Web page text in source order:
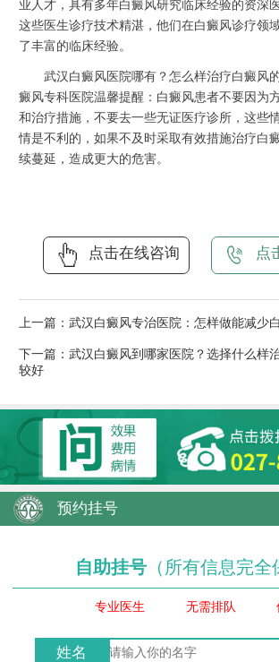
业人才，具有多年白癜风研究临床经验的资深
这些医生诊疗技术精湛，他们在白癜风诊疗领
了丰富的临床经验。
武汉白癜风医院哪有？怎么样治疗白癜风
癜风专科医院温馨提醒：白癜风患者不要因为
和治疗措施，不要去一些无证医疗诊所，这些
情是不利的，如果不及时采取有效措施治疗白
续蔓延，造成更大的危害。
点击在线咨询 点
上一篇： 武汉白癜风专治医院：怎样做能减少
下一篇： 武汉白癜风到哪家医院？选择什么样
较好
预约挂号
自助挂号 （所有信息完全
专业医生 无需排队
姓名